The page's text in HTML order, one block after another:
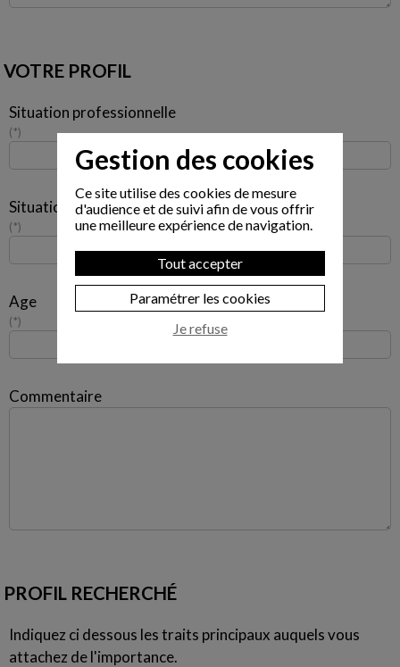
VOTRE PROFIL
Situation professionnelle
*
Situation familiale
*
Age
*
Commentaire
PROFIL RECHERCHÉ
Indiquez ci dessous les traits principaux auquels vous
attachez de l'importance.
Gestion des cookies
Ce site utilise des cookies de mesure
d'audience et de suivi afin de vous offrir
une meilleure expérience de navigation.
Tout accepter
Paramétrer les cookies
Je refuse